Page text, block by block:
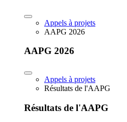
Appels à projets
AAPG 2026
AAPG 2026
Appels à projets
Résultats de l'AAPG
Résultats de l'AAPG